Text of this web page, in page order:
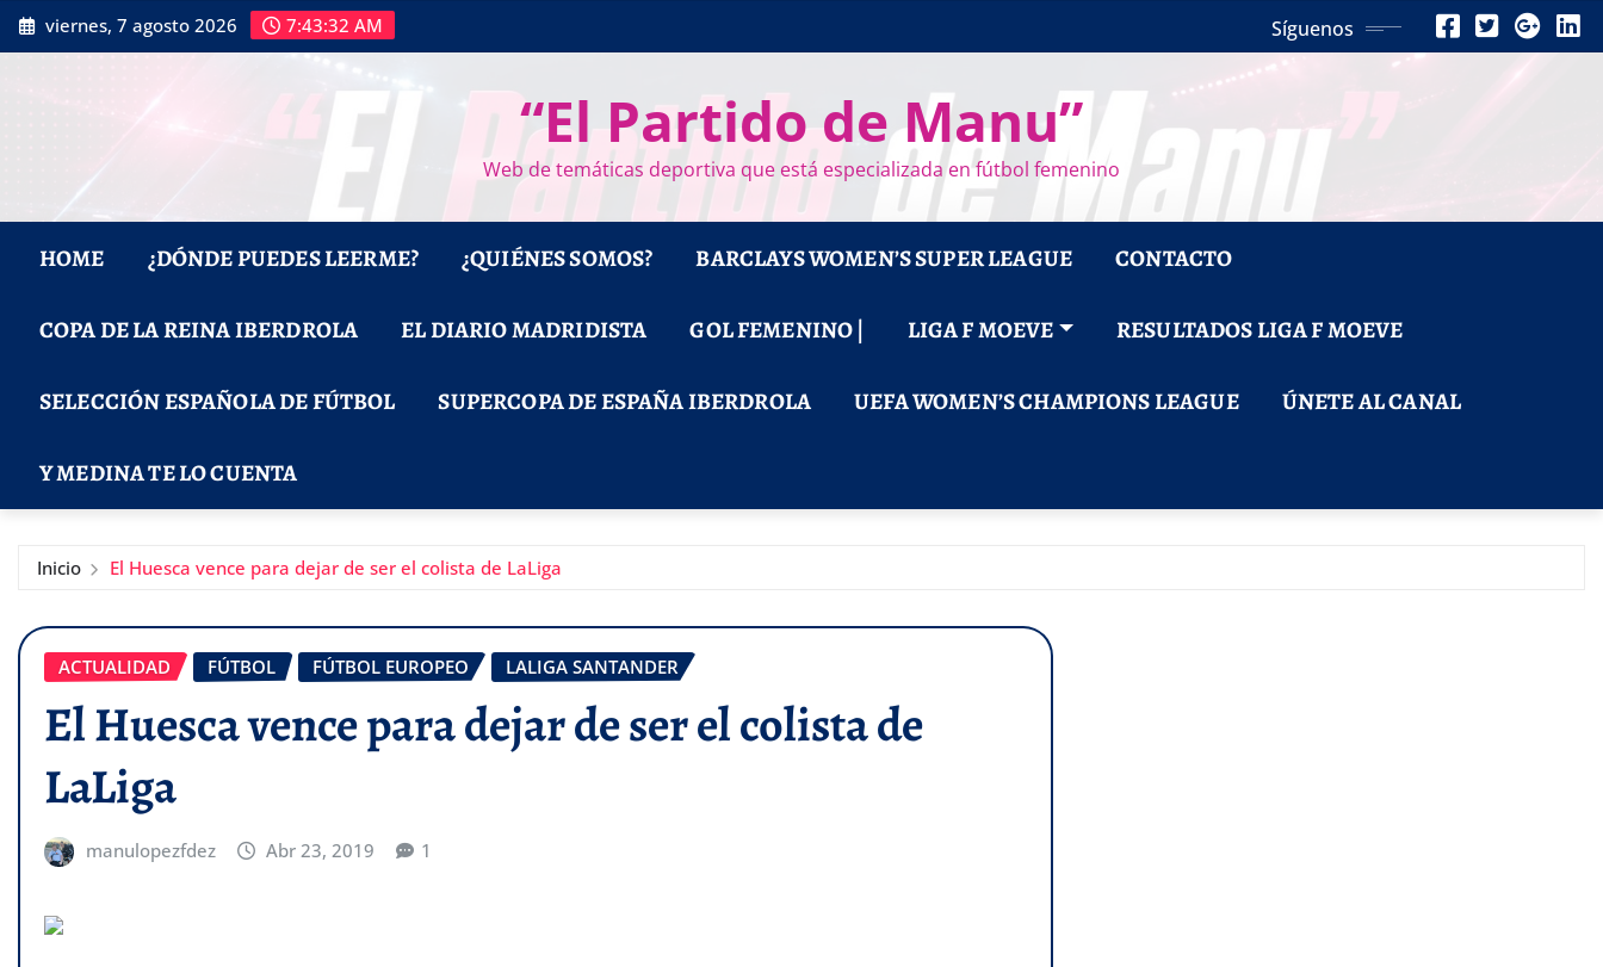
Saltar
al
viernes, 7 agosto 2026 7:43:33 AM Síguenos
“El Partido de Manu”
Web de temáticas deportiva que está especializada en fútbol femenino
HOME ¿DÓNDE PUEDES LEERME? ¿QUIÉNES SOMOS? BARCLAYS WOMEN’S SUPER LEAGUE CONTACTO
COPA DE LA REINA IBERDROLA EL DIARIO MADRIDISTA GOL FEMENINO | LIGA F MOEVE RESULTADOS LIGA F MOEVE
SELECCIÓN ESPAÑOLA DE FÚTBOL SUPERCOPA DE ESPAÑA IBERDROLA UEFA WOMEN’S CHAMPIONS LEAGUE ÚNETE AL CANAL
Y MEDINA TE LO CUENTA
Inicio El Huesca vence para dejar de ser el colista de LaLiga
ACTUALIDAD FÚTBOL FÚTBOL EUROPEO LALIGA SANTANDER
El Huesca vence para dejar de ser el colista de
LaLiga
manulopezfdez Abr 23, 2019 1